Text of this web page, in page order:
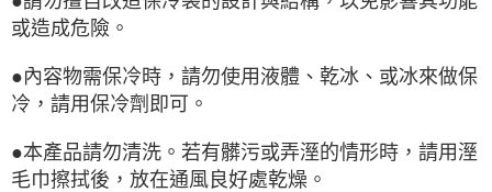
或造成危險。
●內容物需保冷時，請勿使用液體、乾冰、或冰來做保
冷，請用保冷劑即可。
●本產品請勿清洗。若有髒污或弄溼的情形時，請用溼
毛巾擦拭後，放在通風良好處乾燥。